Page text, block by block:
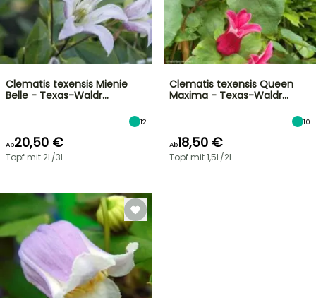
Clematis texensis Mienie
Belle - Texas-Waldr…
12
Ab20,50 €
Topf mit 2L/3L
Clematis texensis Queen
Maxima - Texas-Waldr…
10
Ab18,50 €
Topf mit 1,5L/2L